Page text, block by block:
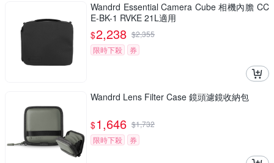
Wandrd Essential Camera Cube 相機內膽 CC
E-BK-1 RVKE 21L適用
$2,238 $2,355
限時下殺
券
Wandrd Lens Filter Case 鏡頭濾鏡收納包
$1,646 $1,732
限時下殺
券